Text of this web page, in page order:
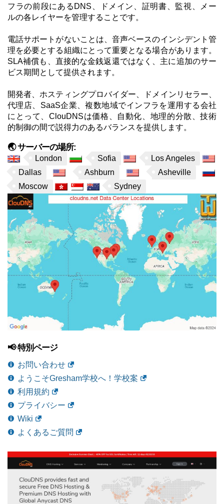
フラの前段にあるDNS、ドメイン、証明書、監視、メー
ルの各レイヤーを管理することです。
電話サポートがないことは、音声ベースのインシデント管
理を必要とする組織にとって重要となる場合があります。
SLA補償も、直接的な金銭返還ではなく、主に追加のサー
ビス期間として提供されます。
開発者、ホスティングプロバイダー、ドメインリセラー、
代理店、SaaS企業、複数地域でインフラを運用する会社
にとって、ClouDNSは価格、自動化、地理的分散、技術
的制御の間で説得力のあるバランスを提供します。
🌏 サーバーの場所:
London Sofia
Los Angeles
Dallas
Ashburn
Asheville
Moscow
Sydney
📢 特別ページ
お問い合わせ
ようこそGresham学校へ！学校案
利用規約
プライバシー
Wiki
よくあるご質問